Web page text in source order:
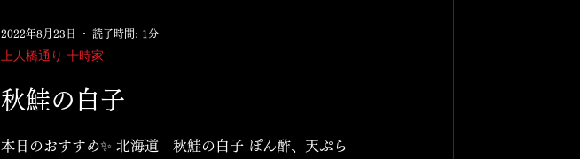
秋鮭の白子
本日のおすすめ✨ 北海道 秋鮭の白子 ぽん酢、天ぷら
上人橋通り 十時家
2022年8月23日 読了時間: 1分